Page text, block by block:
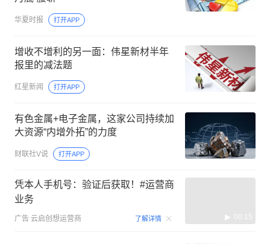
华夏时报 打开APP
增收不增利的另一面：伟星新材半年
报里的减法题
红星新闻 打开APP
有色金属+电子金属，这家公司持续加
大资源“内增外拓”的力度
财联社V说 打开APP
凭本人手机号：验证后获取！#运营商
业务
广告 云启创想运营商 了解详情 00:15